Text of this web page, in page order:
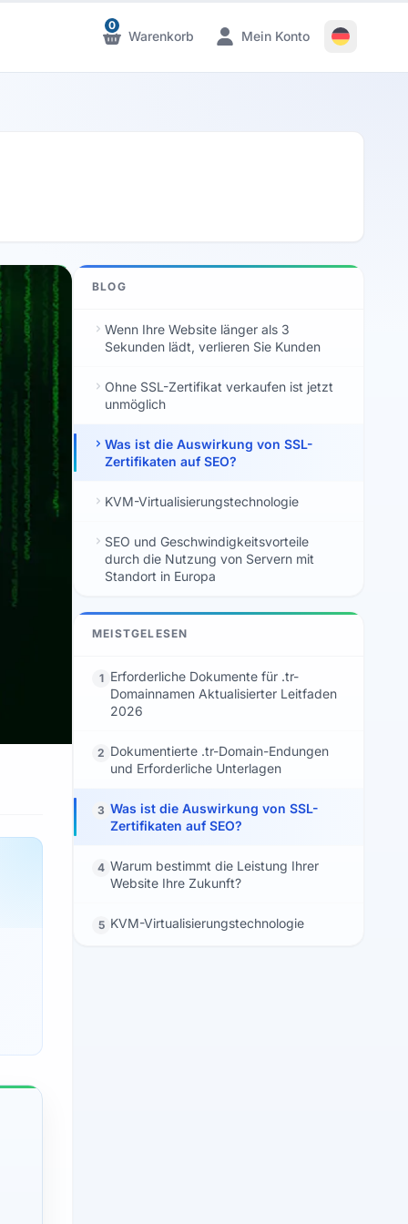
Warenkorb
Benachrichtigungen
0
Mein Konto
Benachrichtigungen
BLOG
Wenn Ihre Website länger als 3
Sekunden lädt, verlieren Sie Kunden
Ohne SSL-Zertifikat verkaufen ist jetzt
unmöglich
Was ist die Auswirkung von SSL-
Zertifikaten auf SEO?
KVM-Virtualisierungstechnologie
SEO und Geschwindigkeitsvorteile
durch die Nutzung von Servern mit
Standort in Europa
MEISTGELESEN
1 Erforderliche Dokumente für .tr-
Domainnamen Aktualisierter Leitfaden
2026
2 Dokumentierte .tr-Domain-Endungen
und Erforderliche Unterlagen
3 Was ist die Auswirkung von SSL-
Zertifikaten auf SEO?
4 Warum bestimmt die Leistung Ihrer
Website Ihre Zukunft?
5 KVM-Virtualisierungstechnologie